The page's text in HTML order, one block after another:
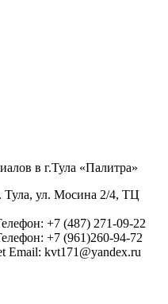
в г.Тула «Палитра»
Тула, ул. Мосина 2/4, ТЦ
+7 (487) 271-09-22
+7 (961)260-94-72
Email: kvt171@yandex.ru